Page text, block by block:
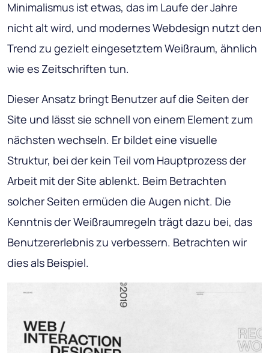
Minimalismus ist etwas, das im Laufe der Jahre
nicht alt wird, und modernes Webdesign nutzt den
Trend zu gezielt eingesetztem Weißraum, ähnlich
wie es Zeitschriften tun.
Dieser Ansatz bringt Benutzer auf die Seiten der
Site und lässt sie schnell von einem Element zum
nächsten wechseln. Er bildet eine visuelle
Struktur, bei der kein Teil vom Hauptprozess der
Arbeit mit der Site ablenkt. Beim Betrachten
solcher Seiten ermüden die Augen nicht. Die
Kenntnis der Weißraumregeln trägt dazu bei, das
Benutzererlebnis zu verbessern. Betrachten wir
dies als Beispiel.